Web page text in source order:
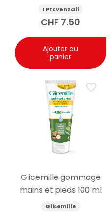
yeux à l’églantier bio
150ml
I Provenzali
CHF 7.50
Ajouter au
panier
Glicemille gommage
mains et pieds 100 ml
Glicemille